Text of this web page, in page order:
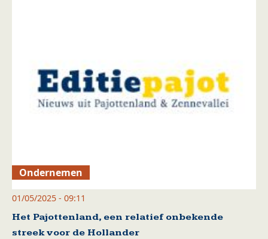
Ondernemen
01/05/2025 - 09:11
Het Pajottenland, een relatief onbekende
streek voor de Hollander